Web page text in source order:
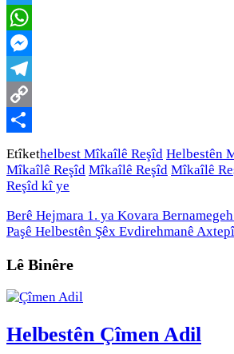
Twitter
WhatsApp
Messenger
Telegram
Copy
Etîkethelbest Mîkaîlê Reşîd Helbestên
Mîkaîlê Reşîd Mîkaîlê Reşîd Mîkaîlê
Reşîd kî ye
Berê Hejmara 1. ya Kovara
Paşê Helbestên Şêx Evdirehmanê Axtepî
Lê Binêre
Helbestên Çîmen Adil